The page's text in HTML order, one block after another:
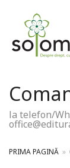
la telefon/
PRIMA PAGINĂ »